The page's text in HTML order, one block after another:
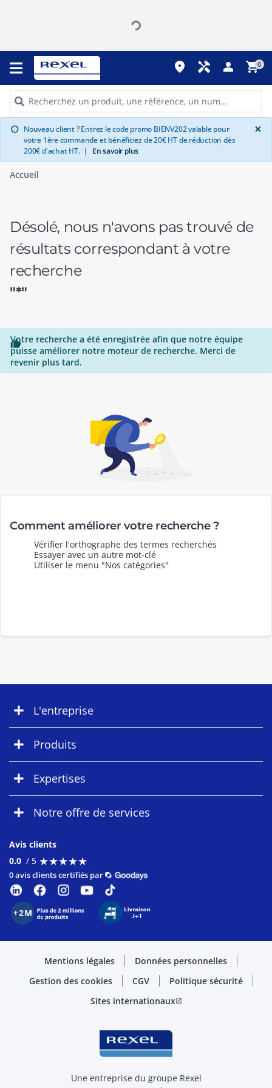
place handyman person shopping_cart0
info Nouveau client ? Entrez le code promo BIENV202 valable pour
votre 1ère commande et bénéficiez de 20€ HT de réduction dès
200€ d'achat HT. | En savoir plus
×
Accueil
Désolé, nous n'avons pas trouvé de
résultats correspondant à votre
recherche
"*"

Votre recherche a été enregistrée afin que notre équipe
puisse améliorer notre moteur de recherche. Merci de
revenir plus tard.
Comment améliorer votre recherche ?
Vérifier l'orthographe des termes recherchés
Essayer avec un autre mot-clé
Utiliser le menu "Nos catégories"
L'entreprise
Produits
Expertises
Notre offre de services
Avis clients
0.0 / 5 ★★★★★
★★★★★
0 avis clients certifiés par
Mentions légales
Données personnelles
Gestion des cookies
CGV
Politique sécurité
Sites internationauxopen_in_new
Une entreprise du groupe Rexel